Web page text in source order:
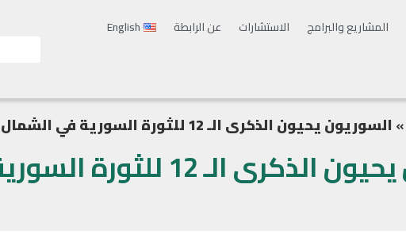
المشاريع والبرامج الاستشارات عن الرابطة English
» السوريون يحيون الذكرى الـ 12 للثورة السورية في الشمال السوري
السوريون يحيون الذكرى الـ